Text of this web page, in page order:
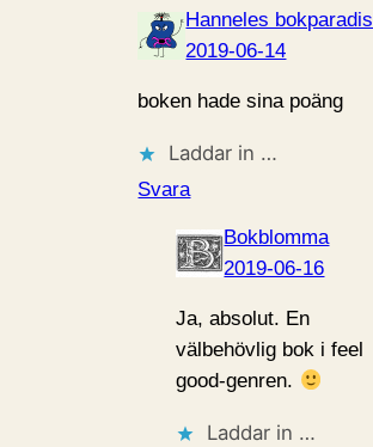
Hanneles bokparadis
2019-06-14
boken hade sina poäng
Laddar in …
Svara
Bokblomma
2019-06-16
Ja, absolut. En
välbehövlig bok i feel
good-genren.
Laddar in …